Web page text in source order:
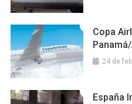
Copa
24 de
España